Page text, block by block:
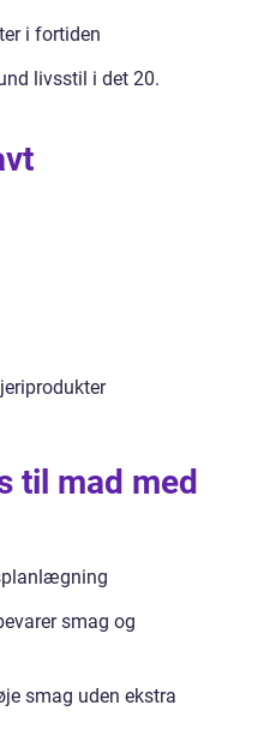
i fortiden
livsstil i det 20.
til mad med
smag og
smag uden ekstra